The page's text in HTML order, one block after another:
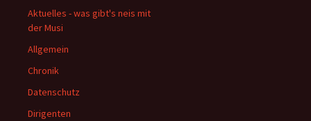
Aktuelles - was gibt's neis mit
der Musi
Allgemein
Chronik
Datenschutz
Dirigenten